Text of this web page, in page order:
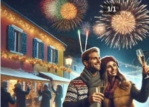
1/1